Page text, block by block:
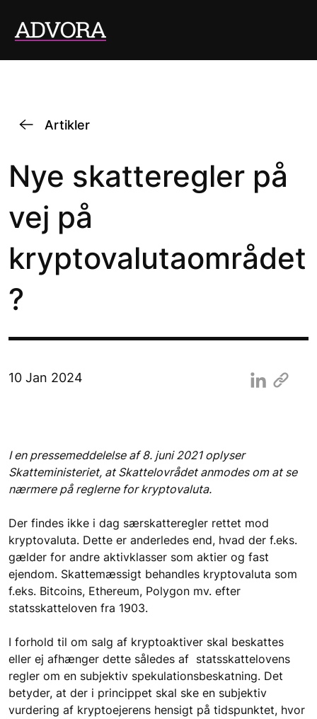
Nye skatteregler på
vej på
kryptovalutaområdet
?
Artikler
10 Jan 2024
I en pressemeddelelse af 8. juni 2021 oplyser
Skatteministeriet, at Skattelovrådet anmodes om at se
nærmere på reglerne for kryptovaluta.
Der findes ikke i dag særskatteregler rettet mod
kryptovaluta. Dette er anderledes end, hvad der f.eks.
gælder for andre aktivklasser som aktier og fast
ejendom. Skattemæssigt behandles kryptovaluta som
f.eks. Bitcoins, Ethereum, Polygon mv. efter
statsskatteloven fra 1903.
I forhold til om salg af kryptoaktiver skal beskattes
eller ej afhænger dette således af  statsskattelovens
regler om en subjektiv spekulationsbeskatning. Det
betyder, at der i princippet skal ske en subjektiv
vurdering af kryptoejerens hensigt på tidspunktet, hvor